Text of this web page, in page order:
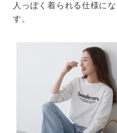
人っぽく着られる仕様に
す。